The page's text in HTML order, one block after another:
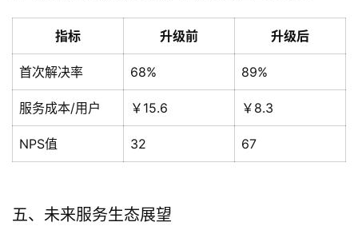
指标 升级前 升级后
首次解决率 68% 89%
服务成本/用户 ￥15.6 ￥8.3
NPS值 32 67
五、未来服务生态展望